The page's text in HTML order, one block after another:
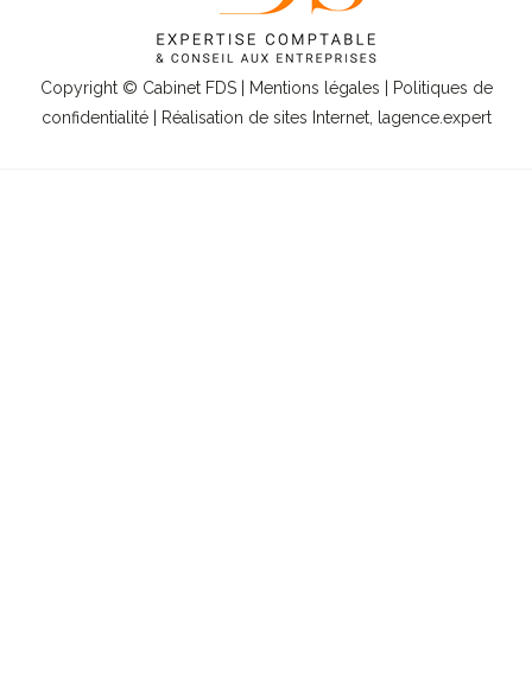
Copyright © Cabinet FDS | Mentions légales
Politiques de
confidentialité| Réalisation de sites Internet, lagence.expert